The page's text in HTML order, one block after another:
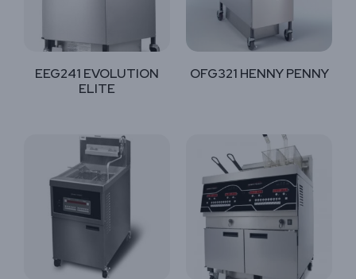
EEG241 EVOLUTION
ELITE
OFG321 HENNY PENNY